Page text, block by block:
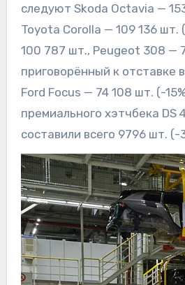
следуют Skoda Octavia —
Toyota Corolla — 109 136 шт.
100 787 шт., Peugeot 308 —
приговорённый к отставке
Ford Focus — 74 108 шт. (-
премиального хэтчбека DS
составили всего 9796 шт. (-